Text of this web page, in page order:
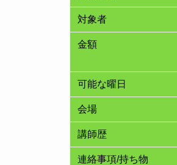
対象者
金額
可能な曜日
会場
講師歴
連絡事項/持ち物